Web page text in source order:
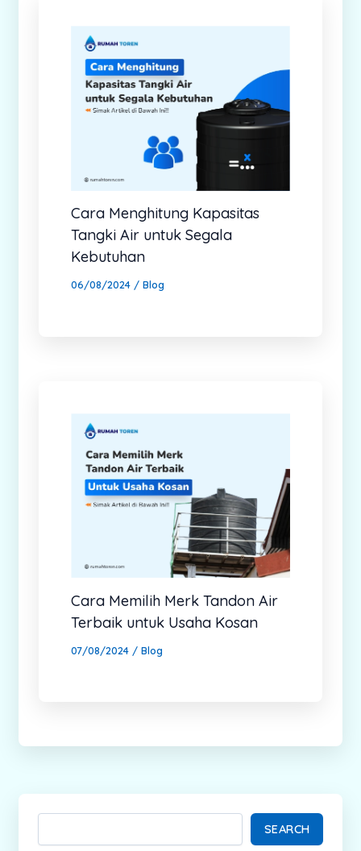
Cara Menghitung Kapasitas
Tangki Air untuk Segala
Kebutuhan
06/08/2024 / Blog
Cara Memilih Merk Tandon Air
Terbaik untuk Usaha Kosan
07/08/2024 / Blog
SEARCH